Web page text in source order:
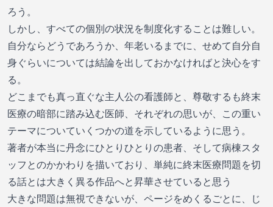
ろう。
しかし、すべての個別の状況を制度化することは難しい。
自分ならどうであろうか、年老いるまでに、せめて自分自
身ぐらいについては結論を出しておかなければと決心をす
る。
どこまでも真っ直ぐな主人公の看護師と、尊敬するも終末
医療の暗部に踏み込む医師、それぞれの思いが、この重い
テーマについていくつかの道を示しているように思う。
著者が本当に丹念にひとりひとりの患者、そして病棟スタ
ッフとのかかわりを描いており、単純に終末医療問題を切
る話とは大きく異る作品へと昇華させていると思う
大きな問題は無視できないが、ページをめくるごとに、じ